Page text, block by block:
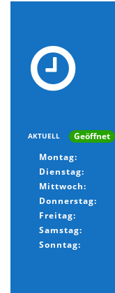
AKTUELL
Geöffnet
Montag:
Dienstag:
Mittwoch:
Donnerstag:
Freitag:
Samstag:
Sonntag: